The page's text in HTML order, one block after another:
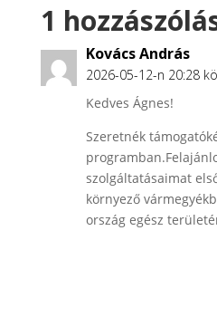
1
Kovács András
2026-05-12-n 20:28
Kedves Ágnes!
Szeretnék
szolgáltatásaimat
környező
ország egész